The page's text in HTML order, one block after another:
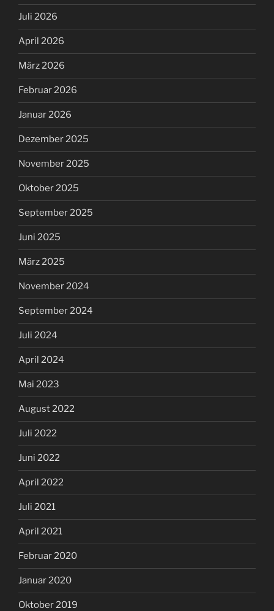
Juli 2026
April 2026
März 2026
Februar 2026
Januar 2026
Dezember 2025
November 2025
Oktober 2025
September 2025
Juni 2025
März 2025
November 2024
September 2024
Juli 2024
April 2024
Mai 2023
August 2022
Juli 2022
Juni 2022
April 2022
Juli 2021
April 2021
Februar 2020
Januar 2020
Oktober 2019